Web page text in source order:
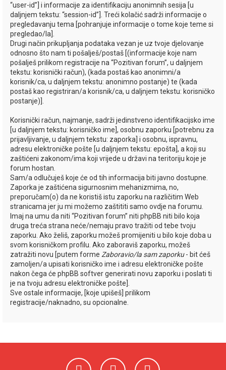
“user-id”] i informacije za identifikaciju anonimnih sesija [u
daljnjem tekstu: “session-id”]. Treći kolačić sadrži informacije o
pregledavanju tema [pohranjuje informacije o tome koje teme si
pregledao/la].
Drugi način prikupljanja podataka vezan je uz tvoje djelovanje
odnosno što nam ti pošalješ/postaš [(informacije koje nam
pošalješ prilikom registracije na “Pozitivan forum”, u daljnjem
tekstu: korisnički račun), (kada postaš kao anonimni/a
korisnik/ca, u daljnjem tekstu: anonimno postanje) te (kada
postaš kao registriran/a korisnik/ca, u daljnjem tekstu: korisničko
postanje)].
Korisnički račun, najmanje, sadrži jedinstveno identifikacijsko ime
[u daljnjem tekstu: korisničko ime], osobnu zaporku [potrebnu za
prijavljivanje, u daljnjem tekstu: zaporka] i osobnu, ispravnu,
adresu elektroničke pošte [u daljnjem tekstu: epošta], a koji su
zaštićeni zakonom/ima koji vrijede u državi na teritoriju koje je
forum hostan.
Sam/a odlučuješ koje će od tih informacija biti javno dostupne.
Zaporka je zaštićena sigurnosnim mehanizmima, no,
preporučam(o) da ne koristiš istu zaporku na različitim Web
stranicama jer ju mi možemo zaštititi samo ovdje na forumu.
Imaj na umu da niti “Pozitivan forum” niti phpBB niti bilo koja
druga treća strana neće/nemaju pravo tražiti od tebe tvoju
zaporku. Ako želiš, zaporku možeš promijeniti u bilo koje doba u
svom korisničkom profilu. Ako zaboraviš zaporku, možeš
zatražiti novu [putem forme Zaboravio/la sam zaporku- bit ćeš
zamoljen/a upisati korisničko ime i adresu elektroničke pošte
nakon čega će phpBB softver generirati novu zaporku i poslati ti
je na tvoju adresu elektroničke pošte].
Sve ostale informacije, [koje upišeš] prilikom
registracije/naknadno, su opcionalne.